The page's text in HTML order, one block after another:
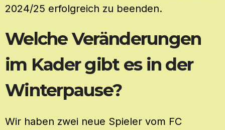
2024/25 erfolgreich zu beenden.
Welche Veränderungen
im Kader gibt es in der
Winterpause?
Wir haben zwei neue Spieler vom FC